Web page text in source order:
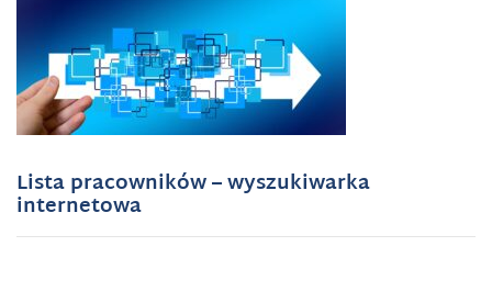
Lista pracowników – wyszukiwarka
internetowa